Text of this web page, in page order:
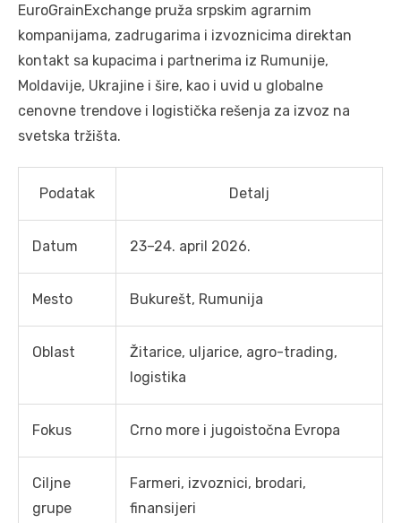
EuroGrainExchange pruža srpskim agrarnim
kompanijama, zadrugarima i izvoznicima direktan
kontakt sa kupacima i partnerima iz Rumunije,
Moldavije, Ukrajine i šire, kao i uvid u globalne
cenovne trendove i logistička rešenja za izvoz na
svetska tržišta.
Podatak Detalj
Datum 23–24. april 2026.
Mesto Bukurešt, Rumunija
Oblast
Žitarice, uljarice, agro-trading,
logistika
Fokus Crno more i jugoistočna Evropa
Ciljne
grupe
Farmeri, izvoznici, brodari,
finansijeri